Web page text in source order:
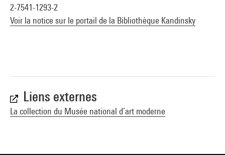
2-7541-1293-2
Voir la notice sur le portail de la Bibliothèque Kandinsky
Liens externes
La collection du Musée national d’art moderne